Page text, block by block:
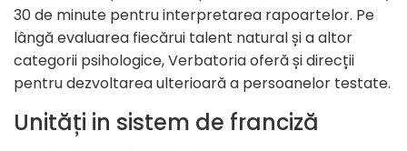
30 de minute pentru interpretarea rapoartelor. Pe
lângă evaluarea fiecărui talent natural și a altor
categorii psihologice, Verbatoria oferă și direcții
pentru dezvoltarea ulterioară a persoanelor testate.
Unități in sistem de franciză